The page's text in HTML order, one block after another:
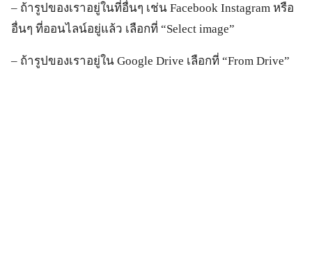
– ถ้ารูปของเราอยู่ในที่อื่นๆ เช่น Facebook Instagram หรือ
อื่นๆ ที่ออนไลน์อยู่แล้ว เลือกที่ “Select image”
– ถ้ารูปของเราอยู่ใน Google Drive เลือกที่ “From Drive”